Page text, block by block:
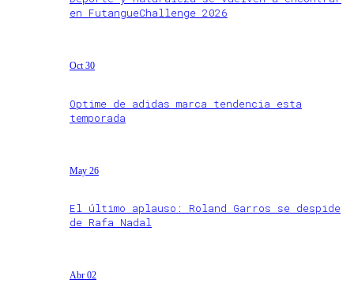
en FutangueChallenge 2026
Oct 30
Optime de adidas marca tendencia esta
temporada
May 26
El último aplauso: Roland Garros se despide
de Rafa Nadal
Abr 02